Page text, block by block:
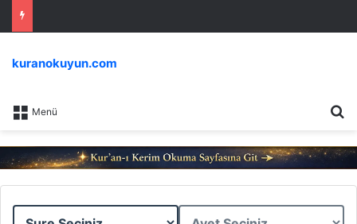
Menü
kuranokuyun.com